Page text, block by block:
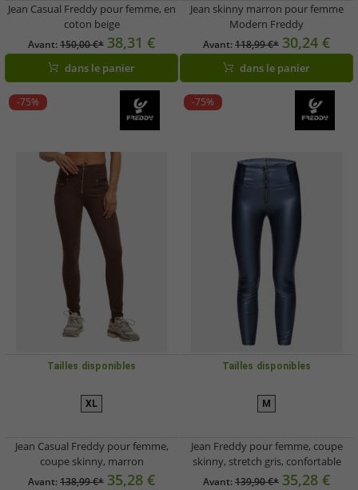
Jean Casual Freddy pour femme, en
coton beige
Avant:150,00 €* 38,31 €
dans le panier
Jean skinny marron pour femme
Modern Freddy
Avant:118,99 €* 30,24 €
dans le panier
-75%
Tailles disponibles
XL
Jean Casual Freddy pour femme,
coupe skinny, marron
Avant:138,99 €* 35,28 €
-75%
Tailles disponibles
M
Jean Freddy pour femme, coupe
skinny, stretch gris, confortable
Avant:139,90 €* 35,28 €